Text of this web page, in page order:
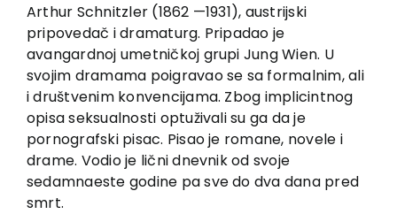
About us
Books
In preparation
Sale
Authors
News
EU PROJECTS
Contact
Arthur Schnitzler (1862 —1931), austrijski
pripovedač i dramaturg. Pripadao je
avangardnoj umetničkoj grupi Jung Wien. U
svojim dramama poigravao se sa formalnim, ali
i društvenim konvencijama. Zbog implicintnog
opisa seksualnosti optuživali su ga da je
pornografski pisac. Pisao je romane, novele i
drame. Vodio je lični dnevnik od svoje
sedamnaeste godine pa sve do dva dana pred
smrt.